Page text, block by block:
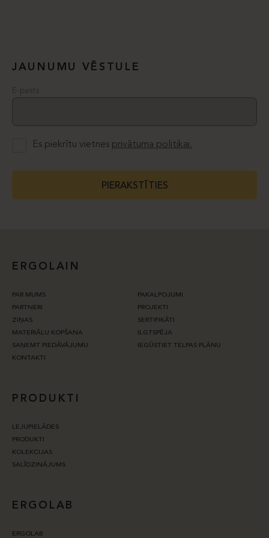
JAUNUMU VĒSTULE
E-pasts
Es piekrītu vietnes privātuma politikai.
PIERAKSTĪTIES
ERGOLAIN
PAR MUMS
PAKALPOJUMI
PARTNERI
PROJEKTI
ZIŅAS
SERTIFIKĀTI
MATERIĀLU KOPŠANA
ILGTSPĒJA
SAŅEMT PIEDĀVĀJUMU
IEGŪSTIET TELPAS PLĀNU
KONTAKTI
PRODUKTI
LEJUPIELĀDES
PRODUKTI
KOLEKCIJAS
SALĪDZINĀJUMS
ERGOLAB
ERGOLAB